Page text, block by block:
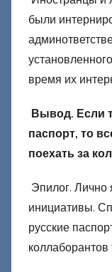
были
время их
Вывод. Если
паспорт, то
поехать за
Эпилог. Лично
инициативы.
русские
коллаборантов